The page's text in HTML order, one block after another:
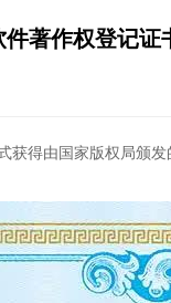
著作权登记证
得由国家版权局颁